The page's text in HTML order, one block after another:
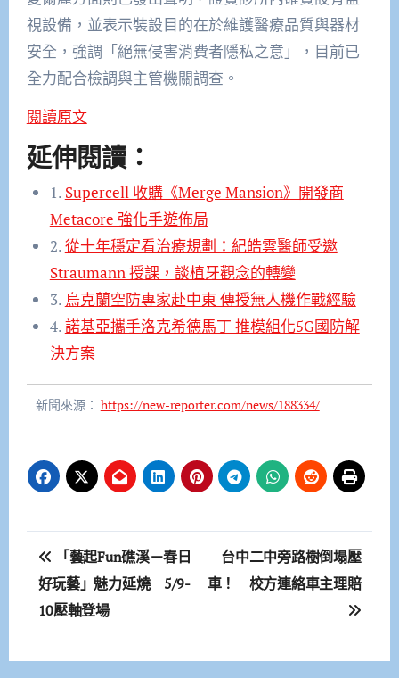
視設備，並表示裝設目的在於維護醫療品質與器材
安全，強調「絕無侵害消費者隱私之意」，目前已
全力配合檢調與主管機關調查。
閱讀原文
延伸閱讀：
1. Supercell 收購《Merge Mansion》開發商
Metacore 強化手遊佈局
2.從十年穩定看治療規劃：紀皓雲醫師受邀
Straumann 授課，談植牙觀念的轉變
3. 烏克蘭空防專家赴中東 傳授無人機作戰經驗
4.諾基亞攜手洛克希德馬丁 推模組化5G國防解
決方案
新聞來源： https://new-reporter.com/news/188334/
文
章
導
覽
「藝起Fun礁溪－春日
好玩藝」魅力延燒 5/9-
10壓軸登場
台中二中旁路樹倒塌壓
車！ 校方連絡車主理賠